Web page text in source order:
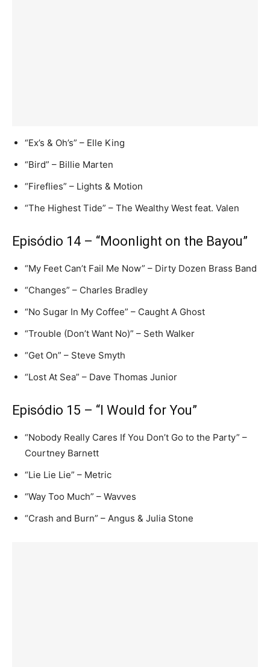
“Ex’s & Oh’s” – Elle King
“Bird” – Billie Marten
“Fireflies” – Lights & Motion
“The Highest Tide” – The Wealthy West feat. Valen
Episódio 14 – “Moonlight on the Bayou”
“My Feet Can’t Fail Me Now” – Dirty Dozen Brass Band
“Changes” – Charles Bradley
“No Sugar In My Coffee” – Caught A Ghost
“Trouble (Don’t Want No)” – Seth Walker
“Get On” – Steve Smyth
“Lost At Sea” – Dave Thomas Junior
Episódio 15 – “I Would for You”
“Nobody Really Cares If You Don’t Go to the Party” –
Courtney Barnett
“Lie Lie Lie” – Metric
“Way Too Much” – Wavves
“Crash and Burn” – Angus & Julia Stone